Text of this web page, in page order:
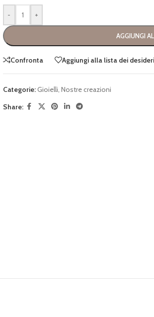
- +
AGGIUNGI
Confronta Aggiungi alla lista dei desideri
Categorie:Gioielli, Nostre creazioni
Share: